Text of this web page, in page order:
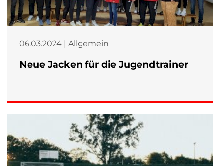
06.03.2024 | Allgemein
Neue Jacken für die Jugendtrainer